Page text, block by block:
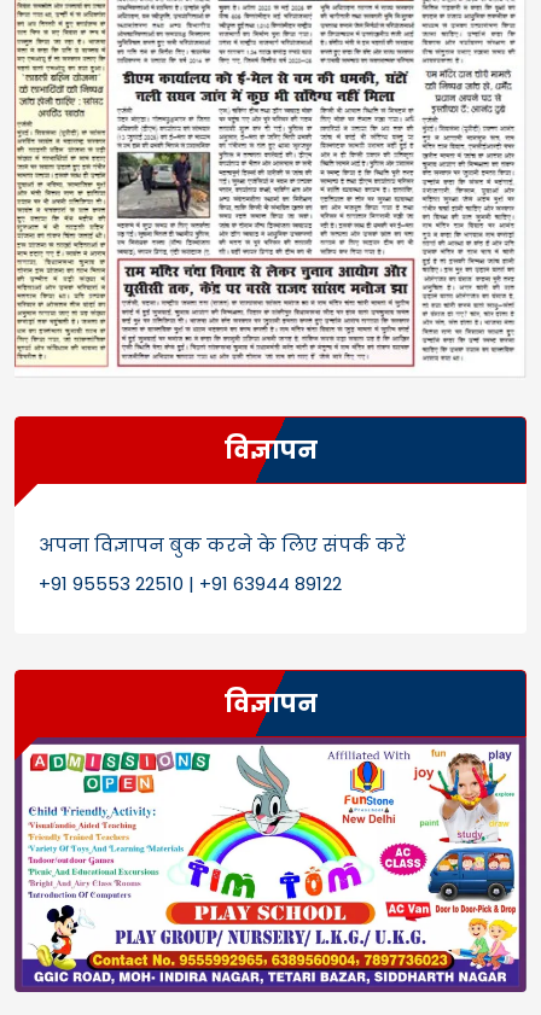
विज्ञापन
अपना विज्ञापन बुक करने के लिए संपर्क करें
+91 95553 22510 | +91 63944 89122
विज्ञापन